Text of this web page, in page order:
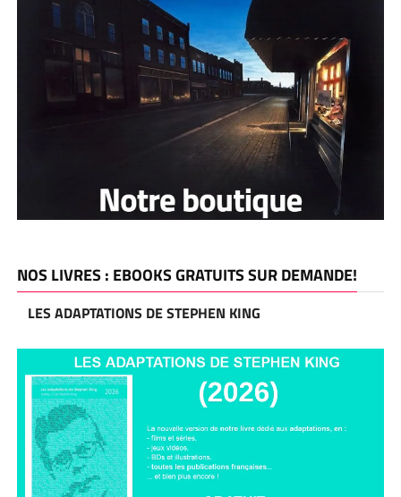
NOS LIVRES : EBOOKS GRATUITS SUR DEMANDE!
LES ADAPTATIONS DE STEPHEN KING